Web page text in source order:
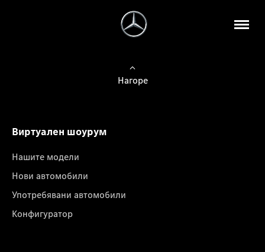
Нагоре
Виртуален шоурум
Нашите модели
Нови автомобили
Употребявани автомобили
Конфигуратор